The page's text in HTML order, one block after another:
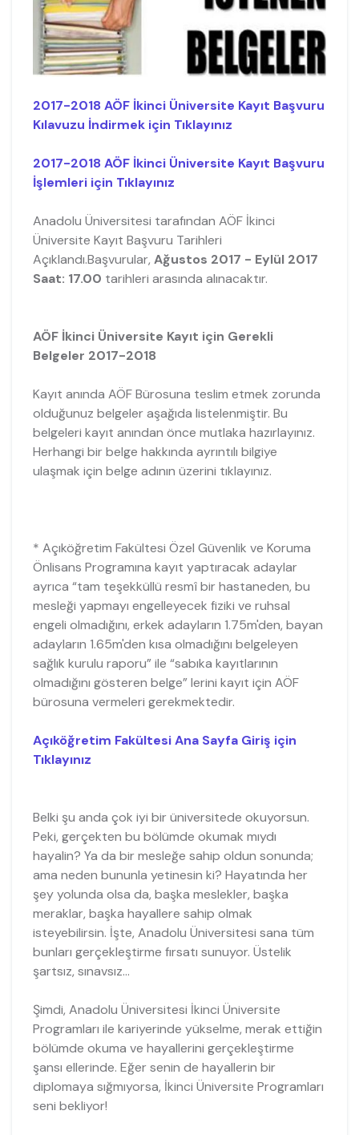
2017-2018 AÖF İkinci Üniversite Kayıt Başvuru
Kılavuzu İndirmek için Tıklayınız
2017-2018 AÖF İkinci Üniversite Kayıt Başvuru
İşlemleri için Tıklayınız
Anadolu Üniversitesi tarafından AÖF İkinci
Üniversite Kayıt Başvuru Tarihleri
Açıklandı.Başvurular, Ağustos 2017 - Eylül 2017
Saat: 17.00 tarihleri arasında alınacaktır.
AÖF İkinci Üniversite Kayıt için Gerekli
Belgeler 2017-2018
Kayıt anında AÖF Bürosuna teslim etmek zorunda
olduğunuz belgeler aşağıda listelenmiştir. Bu
belgeleri kayıt anından önce mutlaka hazırlayınız.
Herhangi bir belge hakkında ayrıntılı bilgiye
ulaşmak için belge adının üzerini tıklayınız.
* Açıköğretim Fakültesi Özel Güvenlik ve Koruma
Önlisans Programına kayıt yaptıracak adaylar
ayrıca “tam teşekküllü resmî bir hastaneden, bu
mesleği yapmayı engelleyecek fiziki ve ruhsal
engeli olmadığını, erkek adayların 1.75m'den, bayan
adayların 1.65m'den kısa olmadığını belgeleyen
sağlık kurulu raporu” ile “sabıka kayıtlarının
olmadığını gösteren belge” lerini kayıt için AÖF
bürosuna vermeleri gerekmektedir.
Açıköğretim Fakültesi Ana Sayfa Giriş için
Tıklayınız
Belki şu anda çok iyi bir üniversitede okuyorsun.
Peki, gerçekten bu bölümde okumak mıydı
hayalin? Ya da bir mesleğe sahip oldun sonunda;
ama neden bununla yetinesin ki? Hayatında her
şey yolunda olsa da, başka meslekler, başka
meraklar, başka hayallere sahip olmak
isteyebilirsin. İşte, Anadolu Üniversitesi sana tüm
bunları gerçekleştirme fırsatı sunuyor. Üstelik
şartsız, sınavsız...
Şimdi, Anadolu Üniversitesi İkinci Üniversite
Programları ile kariyerinde yükselme, merak ettiğin
bölümde okuma ve hayallerini gerçekleştirme
şansı ellerinde. Eğer senin de hayallerin bir
diplomaya sığmıyorsa, İkinci Üniversite Programları
seni bekliyor!